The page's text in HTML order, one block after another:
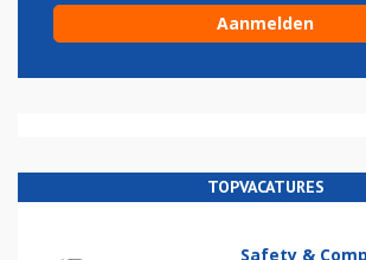
TOPVACATURES
Safety &